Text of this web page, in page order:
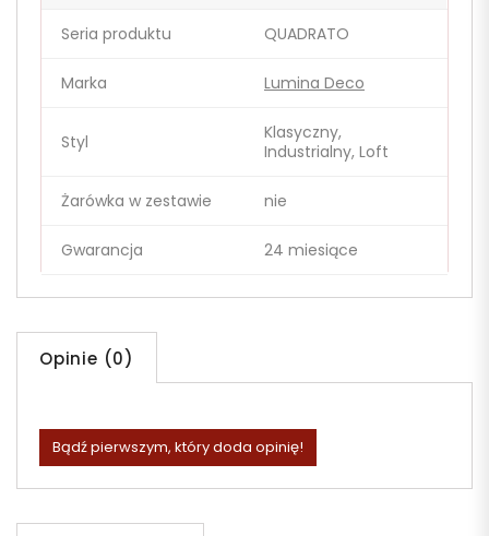
Seria produktu QUADRATO
Marka Lumina Deco
Styl
Klasyczny,
Industrialny, Loft
Żarówka w zestawie nie
Gwarancja 24 miesiące
Opinie (0)
Bądź pierwszym, który doda opinię!